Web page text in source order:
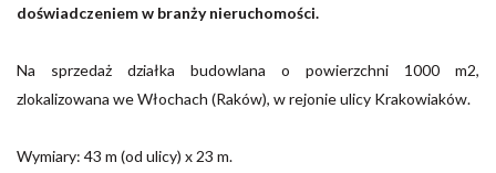
doświadczeniem w branży nieruchomości.
Na sprzedaż działka budowlana o powierzchni 1000 m2,
zlokalizowana we Włochach (Raków), w rejonie ulicy Krakowiaków.
Wymiary: 43 m (od ulicy) x 23 m.